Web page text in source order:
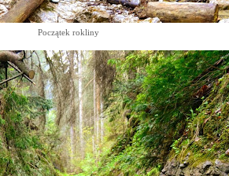
Początek rokliny